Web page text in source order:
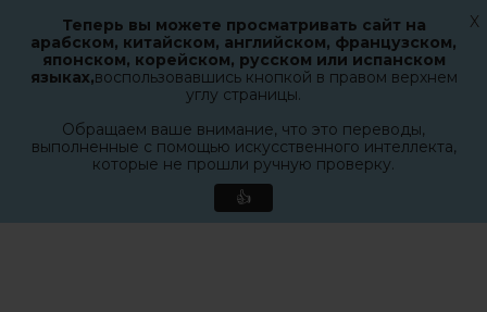
поиск
Меню
меню
Теперь вы можете просматривать сайт на
арабском, китайском, английском, французском,
японском, корейском, русском или испанском
языках,воспользовавшись кнопкой в правом верхнем
углу страницы.
Обращаем ваше внимание, что это переводы,
выполненные с помощью искусственного интеллекта,
которые не прошли ручную проверку.
👍
X